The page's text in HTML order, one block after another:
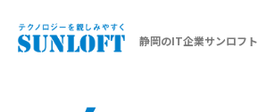
静岡のIT企業サンロフト